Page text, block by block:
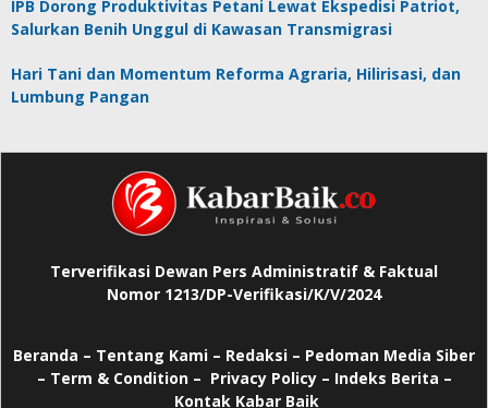
IPB Dorong Produktivitas Petani Lewat Ekspedisi Patriot,
Salurkan Benih Unggul di Kawasan Transmigrasi
Hari Tani dan Momentum Reforma Agraria, Hilirisasi, dan
Lumbung Pangan
Terverifikasi Dewan Pers Administratif & Faktual
Nomor 1213/DP-Verifikasi/K/V/2024
Beranda – Tentang Kami – Redaksi – Pedoman Media Siber
– Term & Condition – Privacy Policy– Indeks Berita –
Kontak Kabar Baik